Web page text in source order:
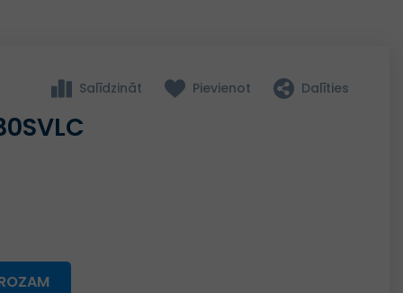
Salīdzināt Pievienot Dalīties